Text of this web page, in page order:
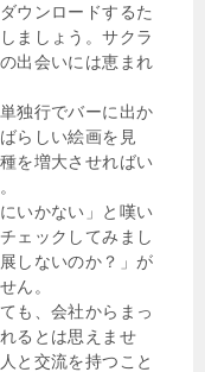
ウンロードするた
ましょう。サクラ
出会いには恵まれ
独行でバーに出か
らしい絵画を見
を増大させればい
いかない」と嘆い
ェックしてみまし
しないのか？」が
ん。
も、会社からまっ
るとは思えませ
と交流を持つこと